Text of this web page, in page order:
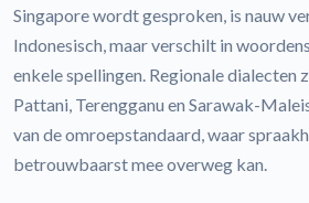
Singapore wordt gesproken, is nauw
Indonesisch, maar verschilt in
enkele spellingen. Regionale dialecten
Pattani, Terengganu en Sarawak-
van de omroepstandaard, waar
betrouwbaarst mee overweg kan.